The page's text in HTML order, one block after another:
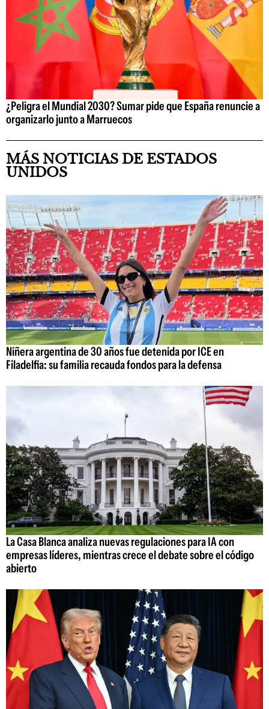
¿Peligra el Mundial 2030? Sumar pide que España renuncie a
organizarlo junto a Marruecos
MÁS NOTICIAS DE ESTADOS
UNIDOS
Niñera argentina de 30 años fue detenida por ICE en
Filadelfia: su familia recauda fondos para la defensa
La Casa Blanca analiza nuevas regulaciones para IA con
empresas líderes, mientras crece el debate sobre el código
abierto